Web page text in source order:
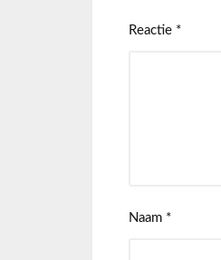
Reactie *
Naam *